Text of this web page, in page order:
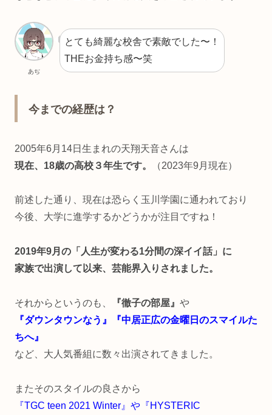
あぢ
とても綺麗な校舎で素敵でした〜！
THEお金持ち感〜笑
今までの経歴は？
2005年6月14日生まれの天翔天音さんは
現在、18歳の高校３年生です。
（2023年9月現在）
前述した通り、現在は恐らく玉川学園に通われており
今後、大学に進学するかどうかが注目ですね！
2019年9月の「人生が変わる1分間の深イイ話」に
家族で出演して以来、芸能界入りされました。
それからというのも、 『徹子の部屋』 や
『ダウンタウンなう』『中居正広の金曜日のスマイルた
ちへ』
など、大人気番組に数々出演されてきました。
またそのスタイルの良さから
『TGC teen 2021 Winter』や『HYSTERIC